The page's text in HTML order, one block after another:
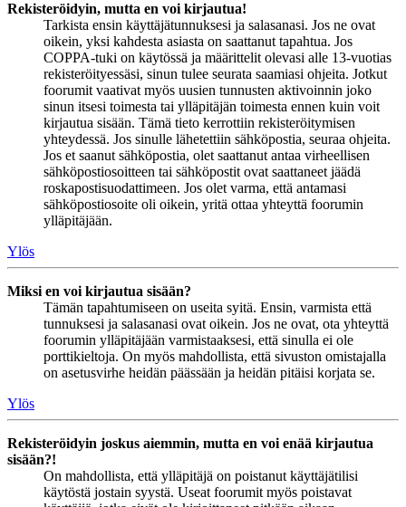
Rekisteröidyin, mutta en voi kirjautua!
Tarkista ensin käyttäjätunnuksesi ja salasanasi. Jos ne ovat
oikein, yksi kahdesta asiasta on saattanut tapahtua. Jos
COPPA-tuki on käytössä ja määrittelit olevasi alle 13-vuotias
rekisteröityessäsi, sinun tulee seurata saamiasi ohjeita. Jotkut
foorumit vaativat myös uusien tunnusten aktivoinnin joko
sinun itsesi toimesta tai ylläpitäjän toimesta ennen kuin voit
kirjautua sisään. Tämä tieto kerrottiin rekisteröitymisen
yhteydessä. Jos sinulle lähetettiin sähköpostia, seuraa ohjeita.
Jos et saanut sähköpostia, olet saattanut antaa virheellisen
sähköpostiosoitteen tai sähköpostit ovat saattaneet jäädä
roskapostisuodattimeen. Jos olet varma, että antamasi
sähköpostiosoite oli oikein, yritä ottaa yhteyttä foorumin
ylläpitäjään.
Ylös
Miksi en voi kirjautua sisään?
Tämän tapahtumiseen on useita syitä. Ensin, varmista että
tunnuksesi ja salasanasi ovat oikein. Jos ne ovat, ota yhteyttä
foorumin ylläpitäjään varmistaaksesi, että sinulla ei ole
porttikieltoja. On myös mahdollista, että sivuston omistajalla
on asetusvirhe heidän päässään ja heidän pitäisi korjata se.
Ylös
Rekisteröidyin joskus aiemmin, mutta en voi enää kirjautua
sisään?!
On mahdollista, että ylläpitäjä on poistanut käyttäjätilisi
käytöstä jostain syystä. Useat foorumit myös poistavat